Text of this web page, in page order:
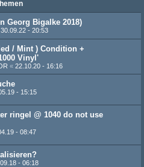
Georg Bigalke 2018)
30.09.22 - 20:53
/ Mint ) Condition +
Vinyl'
« 22.10.20 - 16:16
- 15:15
ringel @ 1040 do not use
- 08:47
- 06:18